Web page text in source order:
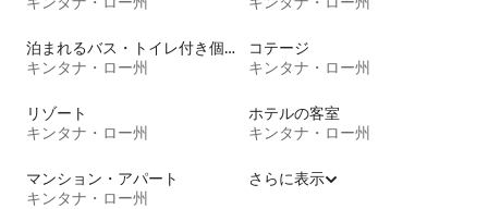
泊まれるバス・トイレ付き個室
キンタナ・ロー州
コテージ
キンタナ・ロー州
リゾート
キンタナ・ロー州
ホテルの客室
キンタナ・ロー州
マンション・アパート
キンタナ・ロー州
さらに表示